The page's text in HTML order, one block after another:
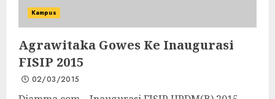
Kampus
Agrawitaka Gowes Ke Inaugurasi
FISIP 2015
02/03/2015